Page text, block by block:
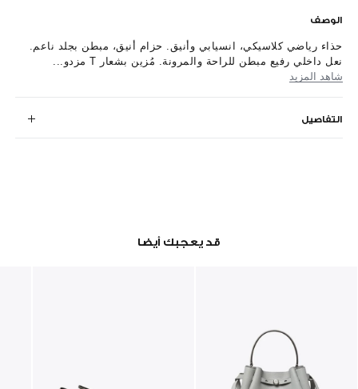
الوصف
حذاء رياضي كلاسيكي، انسيابي وأنيق. حزام أنيق، مبطن بجلد ناعم.
نعل داخلي رفيع مبطن للراحة والمرونة. مُزين بشعار T مزدو...
شاهد المزيد
التفاصيل
قد يعجبك أيضا